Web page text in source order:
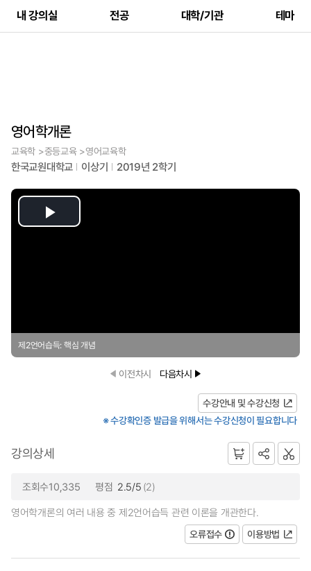
내 강의실 전공 대학/기관 테마
영어학개론
교육학 >중등교육 >영어교육학
한국교원대학교 이상기 2019년 2학기
Play
제2언어습득: 핵심 개념
이전차시 다음차시
수강안내 및 수강신청
※ 수강확인증 발급을 위해서는 수강신청이 필요합니다
강의상세
조회수10,335 평점 2.5/5 (2)
영어학개론의 여러 내용 중 제2언어습득 관련 이론을 개관한다.
오류접수
이용방법